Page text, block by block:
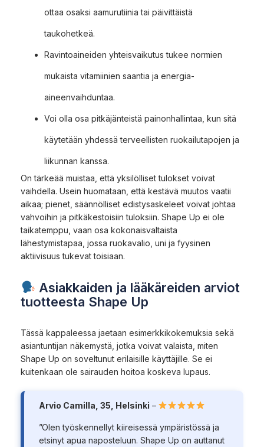
ottaa osaksi aamurutiinia tai päivittäistä
taukohetkeä.
Ravintoaineiden yhteisvaikutus tukee normien
mukaista vitamiinien saantia ja energia-
aineenvaihduntaa.
Voi olla osa pitkäjänteistä painonhallintaa, kun sitä
käytetään yhdessä terveellisten ruokailutapojen ja
liikunnan kanssa.
On tärkeää muistaa, että yksilölliset tulokset voivat
vaihdella. Usein huomataan, että kestävä muutos vaatii
aikaa; pienet, säännölliset edistysaskeleet voivat johtaa
vahvoihin ja pitkäkestoisiin tuloksiin. Shape Up ei ole
taikatemppu, vaan osa kokonaisvaltaista
lähestymistapaa, jossa ruokavalio, uni ja fyysinen
aktiivisuus tukevat toisiaan.
Asiakkaiden ja lääkäreiden arviot
tuotteesta Shape Up
Tässä kappaleessa jaetaan esimerkkikokemuksia sekä
asiantuntijan näkemystä, jotka voivat valaista, miten
Shape Up on soveltunut erilaisille käyttäjille. Se ei
kuitenkaan ole sairauden hoitoa koskeva lupaus.
Arvio Camilla, 35, Helsinki –
”Olen työskennellyt kiireisessä ympäristössä ja
etsinyt apua naposteluun. Shape Up on auttanut